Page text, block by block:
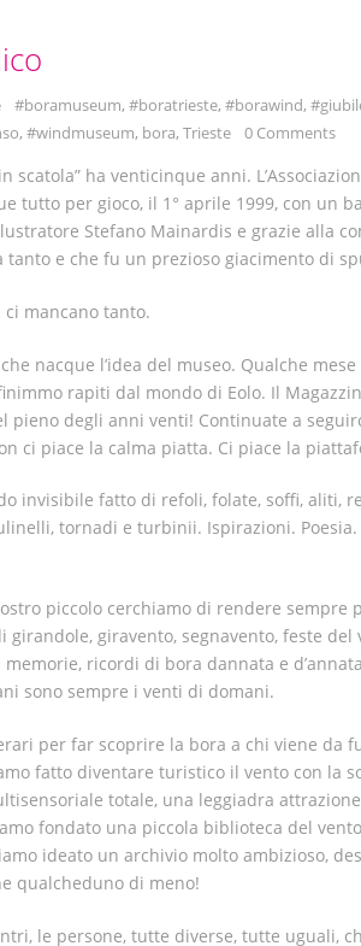
#boramuseum, #boratrieste, #borawind,
, #windmuseum, bora, Trieste 0 Comments
scatola” ha venticinque anni.
tutto per gioco, il 1° aprile 1999, con un
Stefano Mainardis e grazie alla
tanto e che fu un prezioso giacimento di
ci mancano tanto.
nacque l’idea del museo. Qualche
rapiti dal mondo di Eolo. Il
pieno degli anni venti! Continuate a
ci piace la calma piatta. Ci piace la
invisibile fatto di refoli, folate, soffi, aliti,
tornadi e turbinii. Ispirazioni. Poesia.
piccolo cerchiamo di rendere sempre
girandole, giravento, segnavento, feste
ricordi di bora dannata e
sono sempre i venti di domani.
per far scoprire la bora a chi viene da
fatto diventare turistico il vento con la
totale, una leggiadra
fondato una piccola biblioteca del
ideato un archivio molto ambizioso,
qualcheduno di meno!
le persone, tutte diverse, tutte uguali,